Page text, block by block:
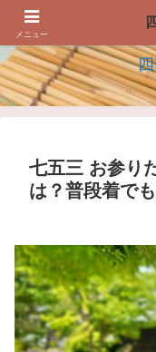
四季の生
七五三 お参り
は？普段着で
メニュー